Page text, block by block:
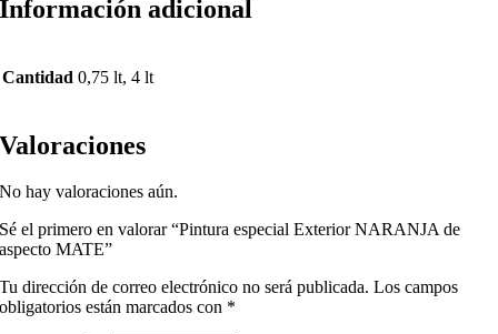
Información adicional
Cantidad 0,75 lt, 4 lt
Valoraciones
No hay valoraciones aún.
Sé el primero en valorar “Pintura especial Exterior NARANJA de
aspecto MATE”
Tu dirección de correo electrónico no será publicada. Los campos
obligatorios están marcados con *